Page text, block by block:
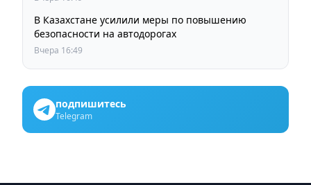
В Казахстане усилили меры по повышению
безопасности на автодорогах
Вчера 16:49
подпишитесь
Telegram